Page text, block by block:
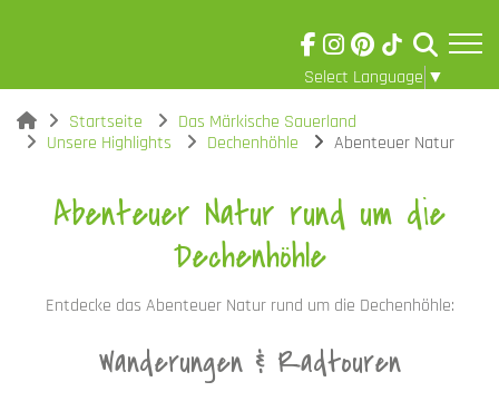
Skip to main content
Visuelle
Assistenzsoftware
Select Language ▼
You are here:
Startseite
Das Märkische Sauerland
Unsere Highlights
Dechenhöhle Abenteuer Natur
Abenteuer Natur rund um die
Dechenhöhle
Entdecke das Abenteuer Natur rund um die Dechenhöhle:
Wanderungen & Radtouren